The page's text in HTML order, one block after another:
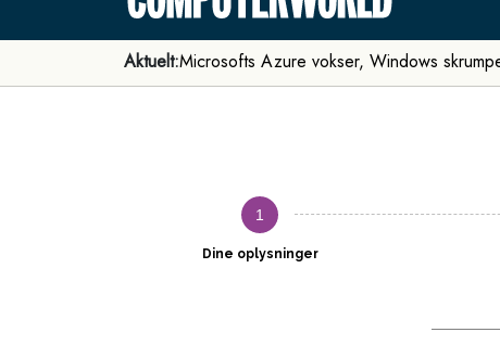
Aktuelt:Microsofts Azure vokser, Windows
1
Dine oplysninger